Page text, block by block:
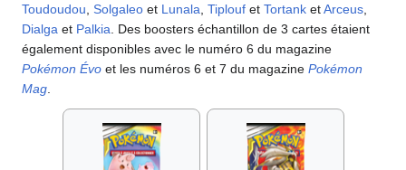
Toudoudou Solgaleo et Lunala Tiplouf et Tortank etArceus
Dialga et Palkia . Des boosters échantillon de 3 cartes étaient
également disponibles avec le numéro 6 du magazine
Pokémon Évo et les numéros 6 et 7 du magazine Pokémon
Mag